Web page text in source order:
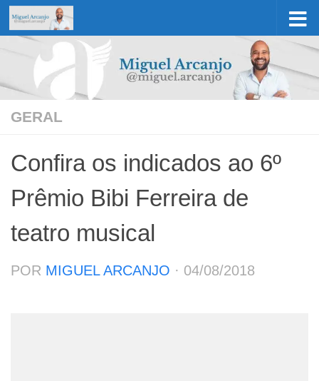
Skip to content
GERAL
Confira os indicados ao 6º
Prêmio Bibi Ferreira de
teatro musical
POR MIGUEL ARCANJO · 04/08/2018